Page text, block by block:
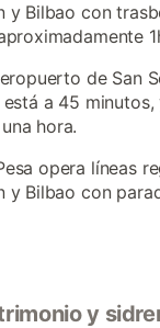
y Bilbao con
de San
a 45 minutos,
hora.
opera líneas
y Bilbao con
y